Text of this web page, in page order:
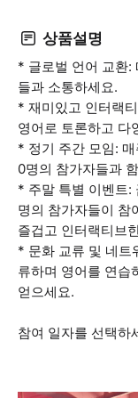
상품설명
* 글로벌 언어 교환:
들과 소통하세요.
* 재미있고 인터랙
영어로 토론하고 다
* 정기 주간 모임:
0명의 참가자들과
* 주말 특별 이벤트
명의 참가자들이 참
즐겁고 인터랙티브
* 문화 교류 및 네트
류하며 영어를 연습
얻으세요.
참여 일자를 선택하